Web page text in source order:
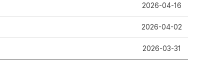
2026-04-16
2026-04-02
2026-03-31